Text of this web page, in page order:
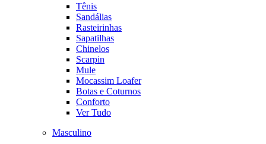
Tênis
Sandálias
Rasteirinhas
Sapatilhas
Chinelos
Scarpin
Mule
Mocassim Loafer
Botas e Coturnos
Conforto
Ver Tudo
Masculino